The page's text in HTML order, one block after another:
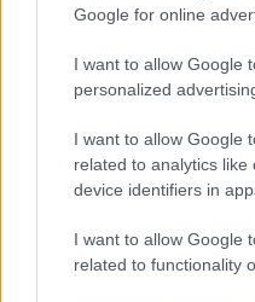
Google for online
I want to allow Google
personalized
I want to allow Google
related to analytics like
device identifiers in
I want to allow Google
related to functionality
villamosenergia-rendszere,